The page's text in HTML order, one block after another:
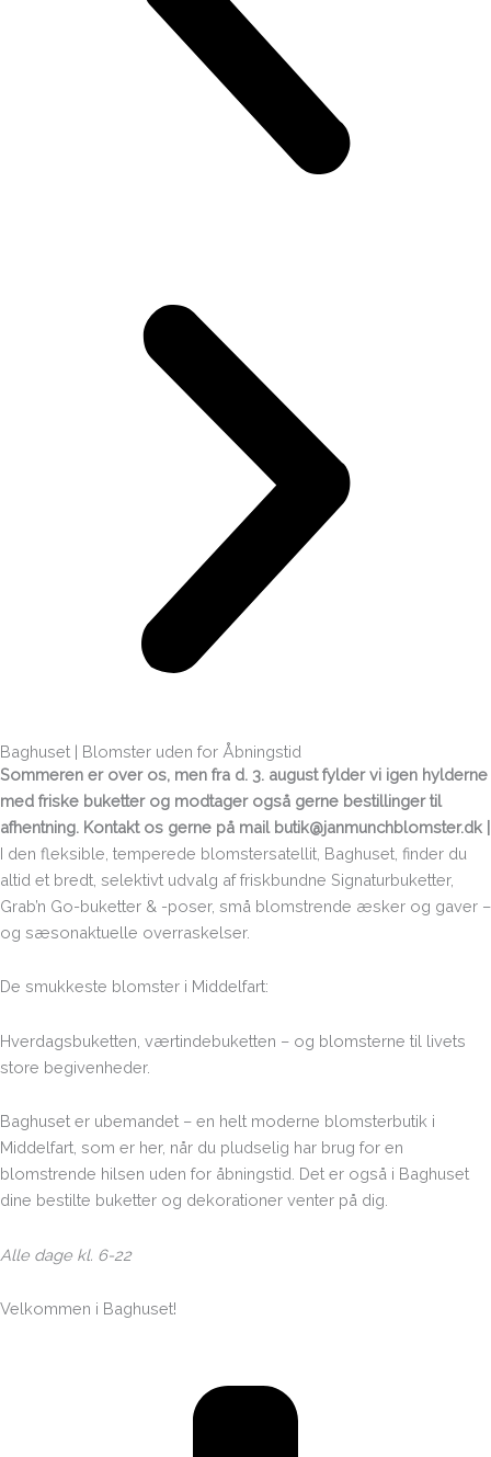
Baghuset | Blomster uden for Åbningstid
Sommeren er over os, men fra d. 3. august fylder vi igen hylderne
med friske buketter og modtager også gerne bestillinger til
afhentning. Kontakt os gerne på mail butik@janmunchblomster.dk |
I den fleksible, temperede blomstersatellit, Baghuset, finder du
altid et bredt, selektivt udvalg af friskbundne Signaturbuketter,
Grab’n Go-buketter & -poser, små blomstrende æsker og gaver –
og sæsonaktuelle overraskelser.
De smukkeste blomster i Middelfart:
Hverdagsbuketten, værtindebuketten – og blomsterne til livets
store begivenheder.
Baghuset er ubemandet – en helt moderne blomsterbutik i
Middelfart, som er her, når du pludselig har brug for en
blomstrende hilsen uden for åbningstid. Det er også i Baghuset
dine bestilte buketter og dekorationer venter på dig.
Alle dage kl. 6-22
Velkommen i Baghuset!